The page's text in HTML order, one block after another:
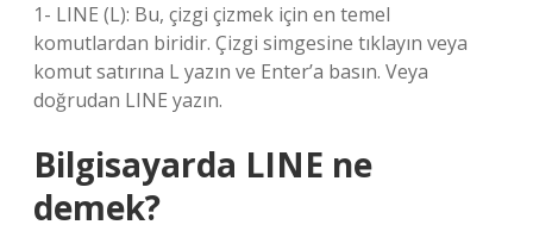
1- LINE (L): Bu, çizgi çizmek için en temel
komutlardan biridir. Çizgi simgesine tıklayın veya
komut satırına L yazın ve Enter’a basın. Veya
doğrudan LINE yazın.
Bilgisayarda LINE ne
demek?